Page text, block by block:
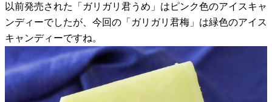
以前発売された「ガリガリ君うめ」はピンク色のアイスキャ
ンディーでしたが、今回の「ガリガリ君梅」は緑色のアイス
キャンディーですね。